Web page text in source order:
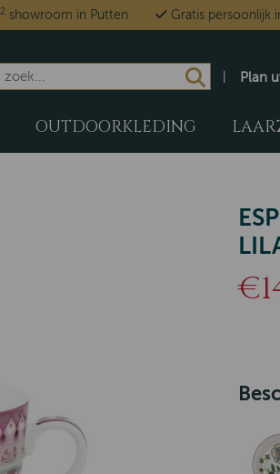
2 showroom in Putten Gratis persoonlijk
Plan
OUTDOORKLEDING